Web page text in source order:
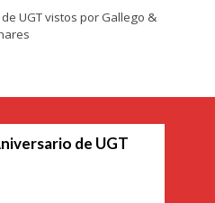
UGT vistos por Gallego &
de UGT